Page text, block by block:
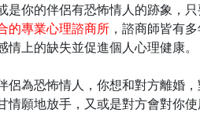
是你的伴侶有恐怖情人的跡象，
的專業心理諮商所 ，諮商師皆有
情上的缺失並促進個人心理健康。
侶為恐怖情人，你想和對方離婚
情願地放手，又或是對方會對你